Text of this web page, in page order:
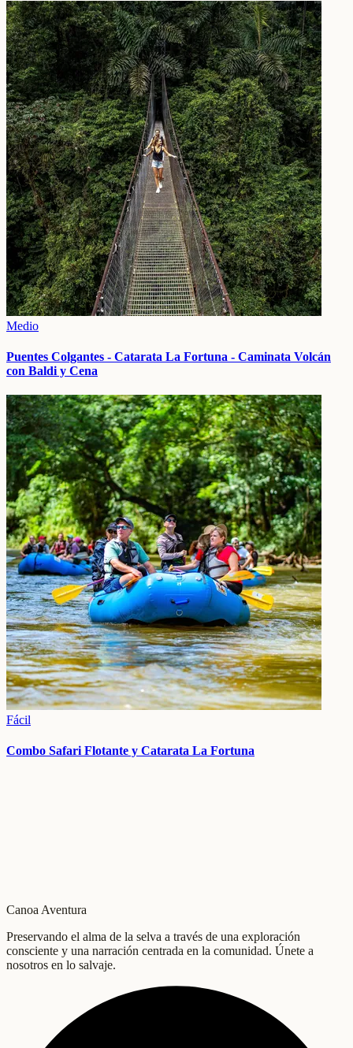
Medio
Puentes Colgantes - Catarata La Fortuna - Caminata Volcán
con Baldi y Cena
Fácil
Combo Safari Flotante y Catarata La Fortuna
Canoa Aventura
Preservando el alma de la selva a través de una exploración
consciente y una narración centrada en la comunidad. Únete a
nosotros en lo salvaje.